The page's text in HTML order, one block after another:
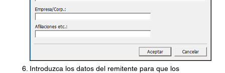
Introduzca los datos del remitente para que los